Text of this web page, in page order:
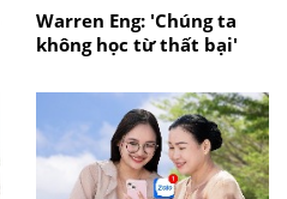
Warren Eng: 'Chúng ta
không học từ thất bại'